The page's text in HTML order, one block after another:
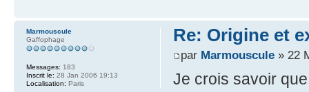
Re: Origine et
par Marmouscule» 22
Je crois savoir
Marmouscule
Gaffophage
Messages: 183
Inscrit le: 28 Jan 2006 19:13
Localisation: Paris